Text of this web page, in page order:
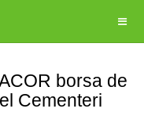
borsa de
Cementeri